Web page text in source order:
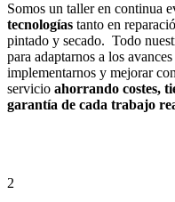
Somos un taller en continua
tecnologías tanto en
pintado y secado. Todo
para adaptarnos a los
implementarnos y mejorar
servicio ahorrando costes,
garantía de cada trabajo
2